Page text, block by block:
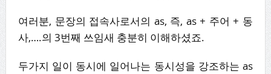
여러분, 문장의 접속사로서의 as, 즉, as + 주어 + 동
사,….의 3번째 쓰임새 충분히 이해하셨죠.
두가지 일이 동시에 일어나는 동시성을 강조하는 as